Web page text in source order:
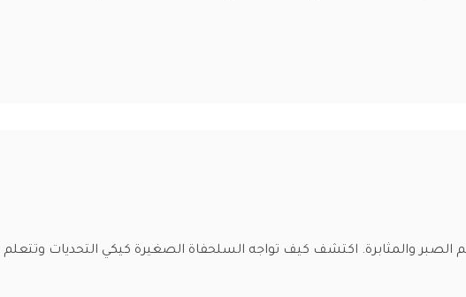
الصبر والمثابرة. اكتشف كيف تواجه السلحفاة الصغيرة كيكي التحديات